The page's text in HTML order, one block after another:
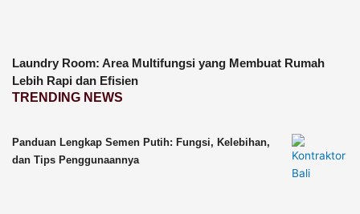
Laundry Room: Area Multifungsi yang Membuat Rumah
Lebih Rapi dan Efisien
TRENDING NEWS
Panduan Lengkap Semen Putih: Fungsi, Kelebihan,
dan Tips Penggunaannya